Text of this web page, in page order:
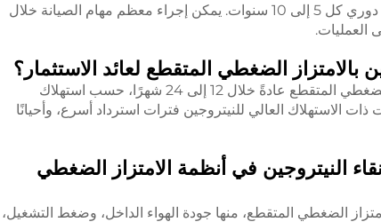
الصمامات سنويًا، واستبدال الغربال الجزيئي بشكل دوري كل 5 إلى 10 سنوات. يمكن إجراء معظم مهام الصيانة خلال
العمليات.
الضغطي المتقطع لعائد الاستثمار؟
يحدث عائد الاستثمار لأنظمة النيتروجين بالامتزاز الضغطي المتقطع عادةً خلال 12 إلى 24 شهرًا، حسب استهلاك
ذات الاستهلاك العالي للنيتروجين فترات استرداد أسرع، وأحيانًا
النيتروجين في أنظمة الامتزاز الضغطي
الضغطي المتقطع، منها جودة الهواء الداخل، وضغط التشغيل،